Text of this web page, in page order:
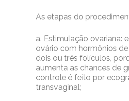
As etapas do
a. Estimulação ovariana:
ovário com hormônios
dois ou três folículos,
aumenta as chances de
controle é feito por
transvaginal;